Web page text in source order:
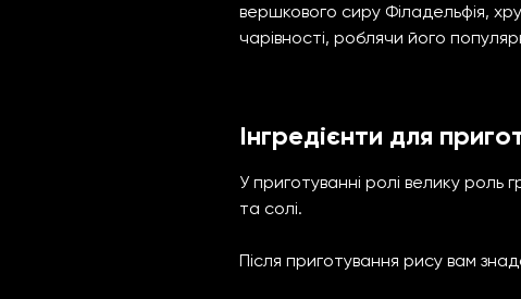
вершкового сиру Філадельфія,
чарівності, роблячи його
Інгредієнти для
У приготуванні ролі велику
та солі.
Після приготування рису вам